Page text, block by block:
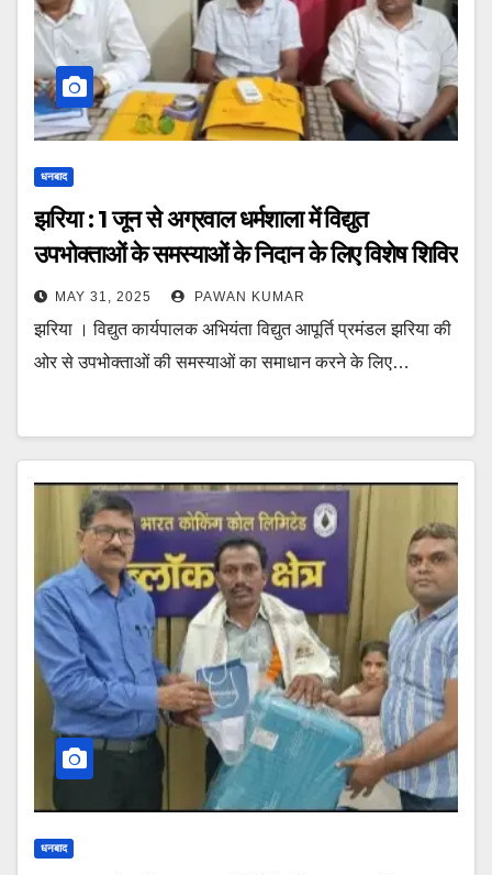
धनबाद
झरिया : 1 जून से अग्रवाल धर्मशाला में विद्युत
उपभोक्ताओं के समस्याओं के निदान के लिए विशेष शिविर
MAY 31, 2025 PAWAN KUMAR
झरिया । विद्युत कार्यपालक अभियंता विद्युत आपूर्ति प्रमंडल झरिया की
ओर से उपभोक्ताओं की समस्याओं का समाधान करने के लिए…
धनबाद